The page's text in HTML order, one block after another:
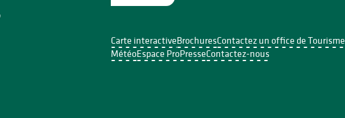
Carte interactiveBrochuresContactez un office de Tourisme
MétéoEspace ProPresseContactez-nous